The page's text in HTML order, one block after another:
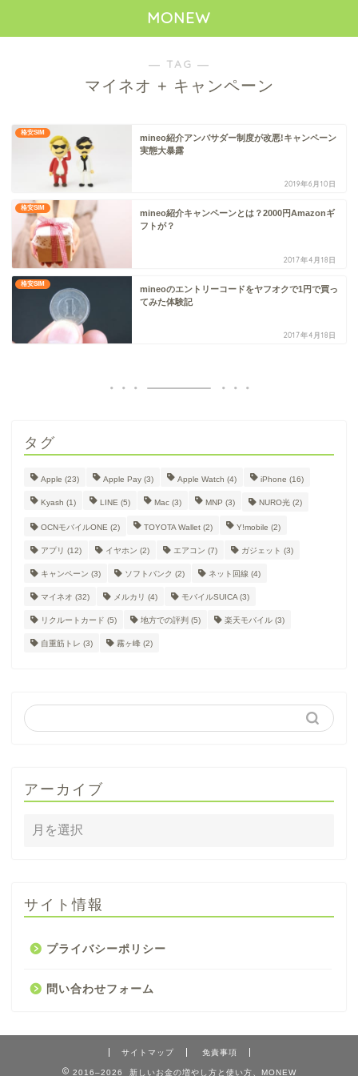
MONEW
― TAG ―
マイネオ + キャンペーン
格安SIM
mineo紹介アンバサダー制度が改悪!キャンペーン
実態大暴露
2019年6月10日
格安SIM
mineo紹介キャンペーンとは？2000円Amazonギ
フトが？
2017年4月18日
格安SIM
mineoのエントリーコードをヤフオクで1円で買っ
てみた体験記
2017年4月18日
タグ
Apple (23) Apple Pay (3) Apple Watch (4) iPhone (16)
Kyash (1) LINE (5) Mac (3) MNP (3) NURO光 (2)
OCNモバイルONE (2) TOYOTA Wallet (2) Y!mobile (2)
アプリ (12) イヤホン (2) エアコン (7) ガジェット (3)
キャンペーン (3) ソフトバンク (2) ネット回線 (4)
マイネオ (32) メルカリ (4) モバイルSUICA (3)
リクルートカード (5) 地方での評判 (5) 楽天モバイル (3)
自重筋トレ (3) 霧ヶ峰 (2)
アーカイブ
サイト情報
プライバシーポリシー
問い合わせフォーム
サイトマップ 免責事項
2016–2026 新しいお金の増やし方と使い方、MONEW